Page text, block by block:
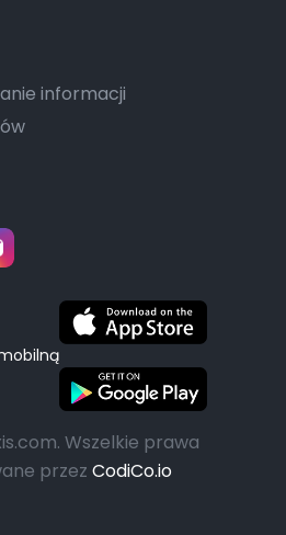
informacji
Wszelkie prawa
przez CodiCo.io